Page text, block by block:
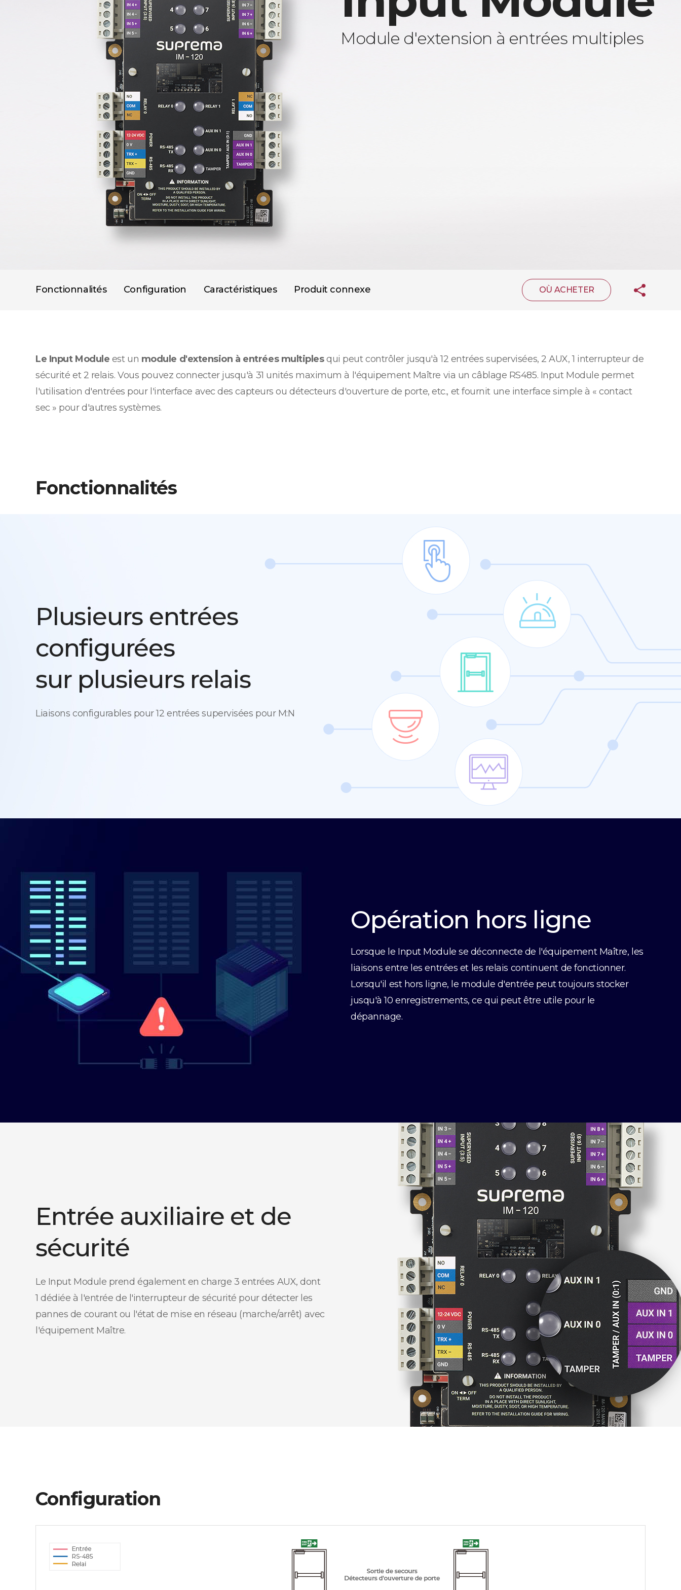
Module d'extension à entrées multiples
Fonctionnalités Configuration Caractéristiques Produit connexe OÙ ACHETER
Le Input Module est un module d'extension à entrées multiplesqui peut contrôler jusqu'à 12 entrées supervisées, 2 AUX, 1 interrupteur de
sécurité et 2 relais. Vous pouvez connecter jusqu'à 31 unités maximum à l'équipement Maître via un câblage RS485. Input Module permet
l'utilisation d'entrées pour l'interface avec des capteurs ou détecteurs d'ouverture de porte, etc., et fournit une interface simple à « contact
sec » pour d'autres systèmes.
Fonctionnalités
Plusieurs entrées
configurées
sur plusieurs relais
Liaisons configurables pour 12 entrées supervisées pour M:N
Opération hors ligne
Lorsque le Input Module se déconnecte de l'équipement Maître, les
liaisons entre les entrées et les relais continuent de fonctionner.
Lorsqu'il est hors ligne, le module d'entrée peut toujours stocker
jusqu'à 10 enregistrements, ce qui peut être utile pour le
dépannage.
Entrée auxiliaire et de
sécurité
Le Input Module prend également en charge 3 entrées AUX, dont
1 dédiée à l'entrée de l'interrupteur de sécurité pour détecter les
pannes de courant ou l'état de mise en réseau (marche/arrêt) avec
l'équipement Maître.
Configuration